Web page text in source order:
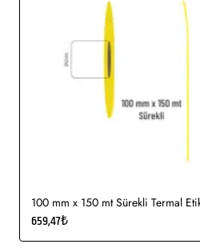
(Kuvvetli yapışkan tutkal), Nonpern
tutkal), Deep frezee (Soğuğa
Kullanılan Etiketler:
Barkod
ürün etiketi, koli üstü etiketi.
ürünlerinde kullanımı uygundur.
100 mm x 150 mt Sürekli Termal
659,47₺